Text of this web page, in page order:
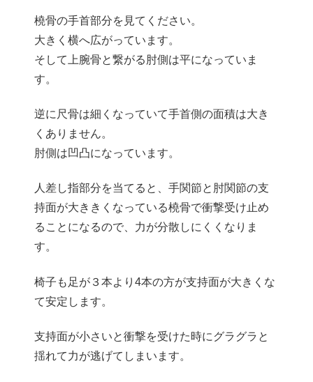
橈骨の手首部分を見てください。
大きく横へ広がっています。
そして上腕骨と繋がる肘側は平になっていま
す。
逆に尺骨は細くなっていて手首側の面積は大き
くありません。
肘側は凹凸になっています。
人差し指部分を当てると、手関節と肘関節の支
持面が大ききくなっている橈骨で衝撃受け止め
ることになるので、力が分散しにくくなりま
す。
椅子も足が３本より4本の方が支持面が大きくな
て安定します。
支持面が小さいと衝撃を受けた時にグラグラと
揺れて力が逃げてしまいます。